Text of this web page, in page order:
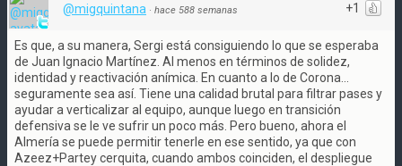
+1
@migquintana · hace 588 semanas
Es que, a su manera, Sergi está consiguiendo lo que se esperaba
de Juan Ignacio Martínez. Al menos en términos de solidez,
identidad y reactivación anímica. En cuanto a lo de Corona...
seguramente sea así. Tiene una calidad brutal para filtrar pases y
ayudar a verticalizar al equipo, aunque luego en transición
defensiva se le ve sufrir un poco más. Pero bueno, ahora el
Almería se puede permitir tenerle en ese sentido, ya que con
Azeez+Partey cerquita, cuando ambos coinciden, el despliegue